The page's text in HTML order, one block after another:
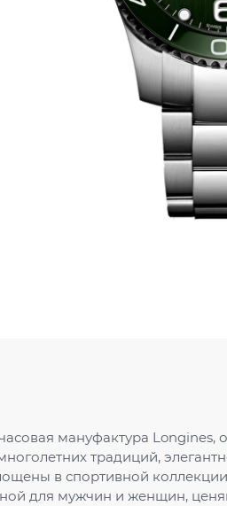
мануфактура Longines,
традиций,
в спортивной
для мужчин и женщин,